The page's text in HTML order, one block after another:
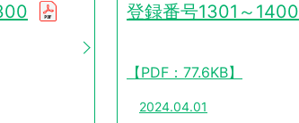
登録番号1301～1400
【PDF：77.6KB】
2024.04.01